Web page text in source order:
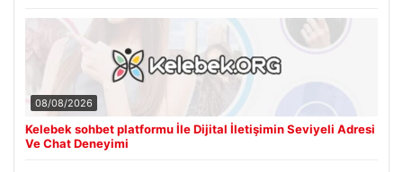
08/08/2026
Kelebek sohbet platformu İle Dijital İletişimin Seviyeli Adresi
Ve Chat Deneyimi